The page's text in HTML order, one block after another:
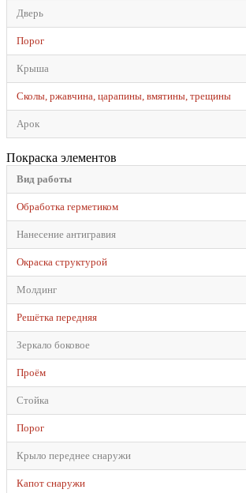
Дверь
Порог
Крыша
Сколы, ржавчина, царапины, вмятины, трещины
Арок
Покраска элементов
Вид работы
Обработка герметиком
Нанесение антигравия
Окраска структурой
Молдинг
Решётка передняя
Зеркало боковое
Проём
Стойка
Порог
Крыло переднее снаружи
Капот снаружи